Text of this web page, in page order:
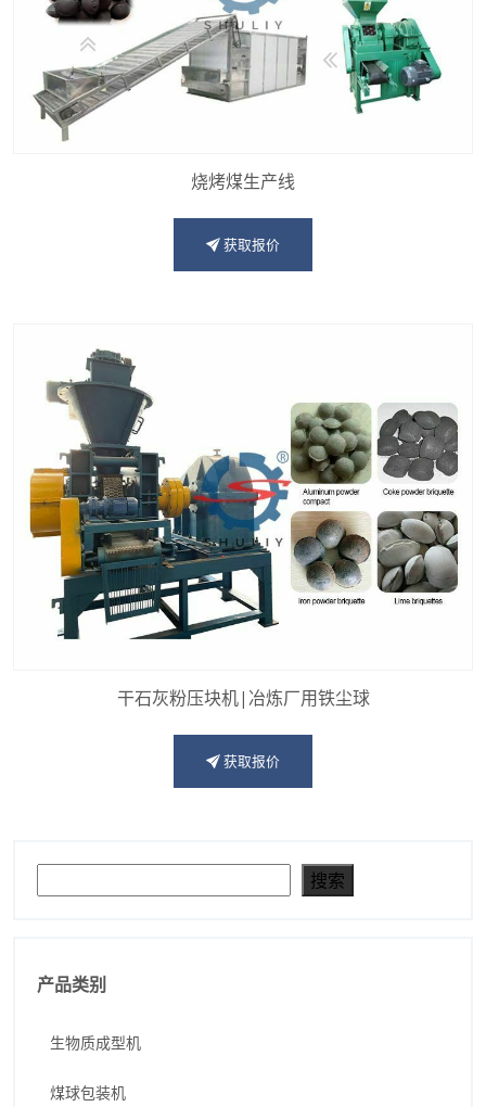
搜索
产品类别
生物质成型机
煤球包装机
烧烤煤生产线
获取报价
干石灰粉压块机|冶炼厂用铁尘球
获取报价